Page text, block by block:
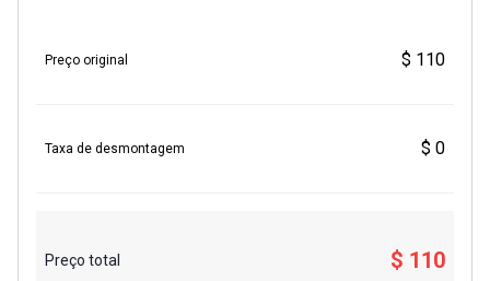
Preço original $ 110
Taxa de desmontagem $ 0
Preço total $ 110